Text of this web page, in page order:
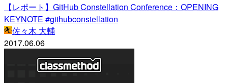
【レポート】GitHub Constellation Conference：OPENING
KEYNOTE #githubconstellation
佐々木 大輔
2017.06.06